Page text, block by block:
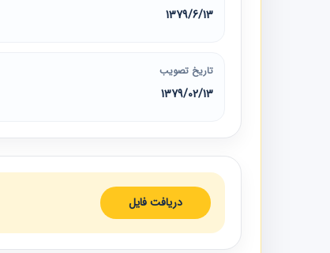
1379/6/13
تاریخ تصویب
1379/02/13
دریافت فایل